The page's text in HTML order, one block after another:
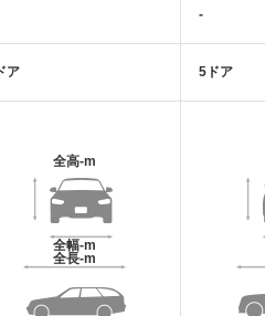
ア
全高-m
全幅-m
全長-m
-
5ドア